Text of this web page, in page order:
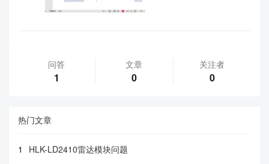
问答
1
文章
0
关注者
0
热门文章
1
HLK-LD2410雷达模块问题